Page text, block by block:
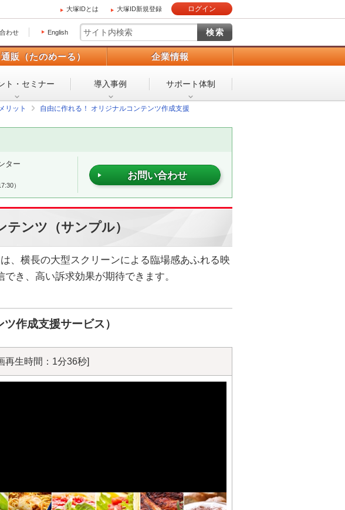
大塚IDとは 大塚ID新規登録 ログイン
わせ English
通販（たのめーる） 企業情報
ト・ セミナー 導入事例 サポート体制
リット
自由に作れる！ オリジナルコンテンツ作成支援
ター
）
お問い合わせ
ンツ（サンプル）
、横長の大型スクリーンによる臨場感あふれる映
き、高い訴求効果が期待できます。
作成支援サービス）
再生時間：1分36秒]